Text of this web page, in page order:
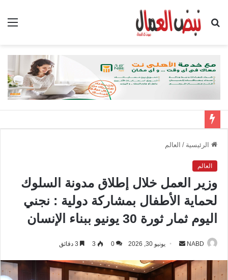
بحث
الرئيسية / العالم
العالم
وزير العمل خلال إطلاق مدونة السلوك
لحماية الأطفال بمشاركة دولية : نجني
اليوم ثمار ثورة 30 يونيو ببناء الإنسان
NABD
س
يونيو 30, 2026 0
3